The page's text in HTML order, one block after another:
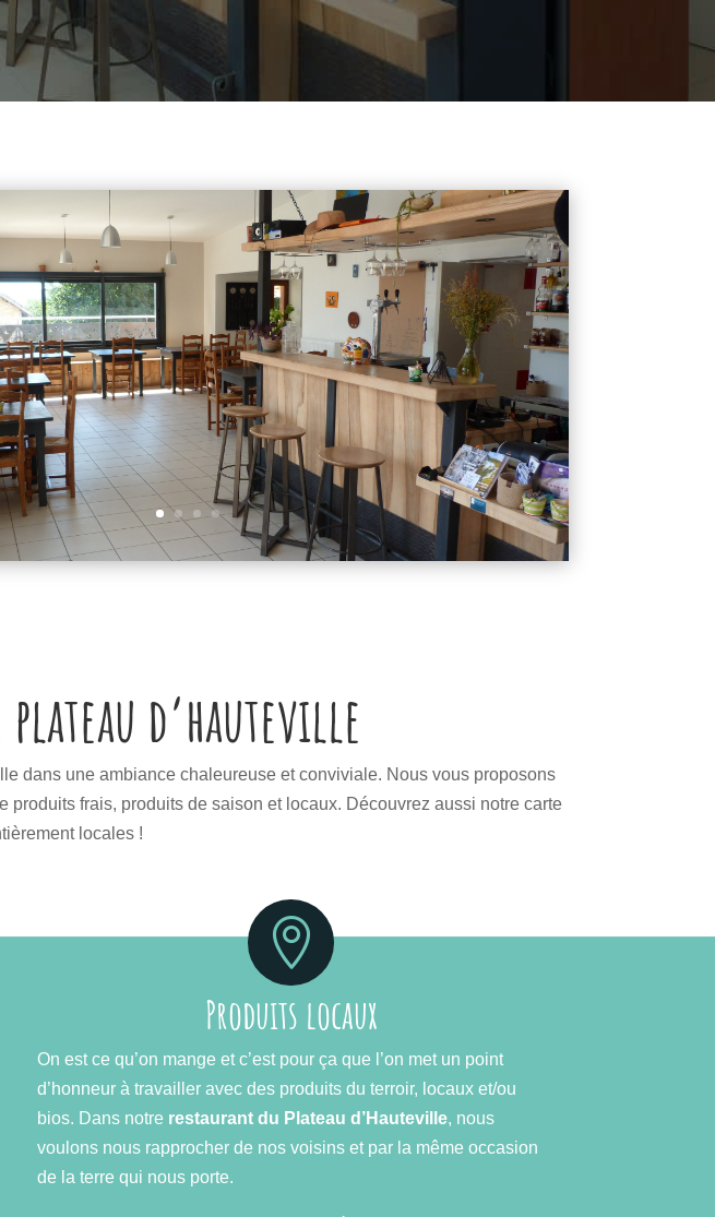
d’hauteville
dans une ambiance chaleureuse et conviviale. Nous vous proposons
frais, produits de saison et locaux. Découvrez aussi notre carte
locales !

Produits locaux
On est ce qu’on mange et c’est pour ça que l’on met un point
d’honneur à travailler avec des produits du terroir, locaux et/ou
bios. Dans notre restaurant du Plateau d’Hauteville, nous
voulons nous rapprocher de nos voisins et par la même occasion
de la terre qui nous porte.